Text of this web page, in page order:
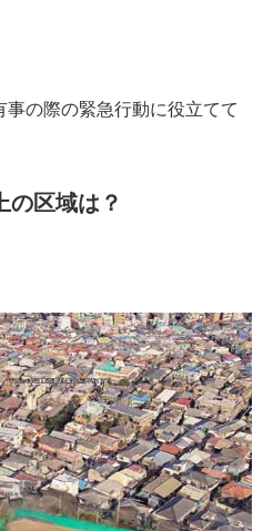
の際の緊急行動に役立てて
区域は？